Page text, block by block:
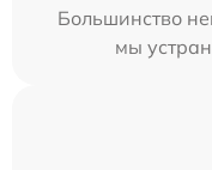
Большинство
мы